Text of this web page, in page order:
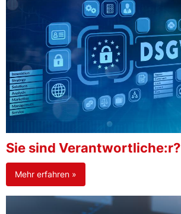
Sie sind Verantwortliche:r?
Mehr erfahren »